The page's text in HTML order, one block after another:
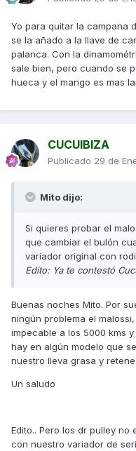
Yo para quitar la campana
se la añado a la llave de
palanca. Con la
sale bien, pero cuando se
hueca y el mango es mas
CUCUIBIZA
Publicado 29 de
Mito dijo:
Si quieres probar el
que cambiar el bulón
variador original con
Edito: Ya te contestó
Buenas noches Mito. Por
ningún problema el
impecable a los 5000 kms
hay en algún modelo que
nuestro lleva grasa y
Un saludo
Edito.. Pero los dr pulley
con nuestro variador de